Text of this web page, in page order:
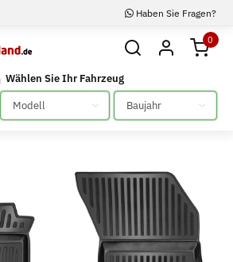
Haben Sie Fragen?
0
Wählen Sie Ihr Fahrzeug
Bitte auswählen Bitte auswählen